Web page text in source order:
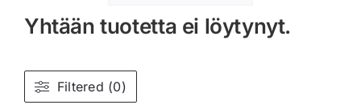
Ennakot
Greidatut kortit
Yhtään tuotetta ei löytynyt.
Filtered (0)